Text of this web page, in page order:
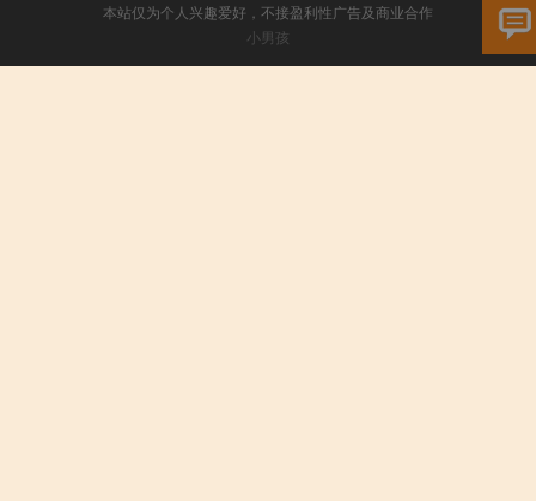
本站仅为个人兴趣爱好，不接盈利性广告及商业合作
小男孩